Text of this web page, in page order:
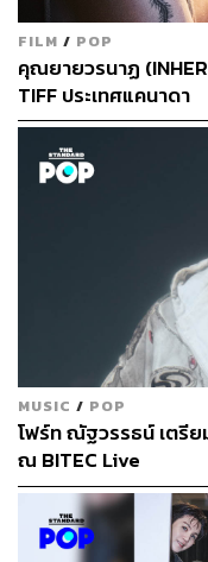
FILM / POP
คุณยายวรนาฏ
TIFF ประเทศแคนาดา
MUSIC / POP
โฟร์ท ณัฐวรรธน์ เตรีย
ณ BITEC Live